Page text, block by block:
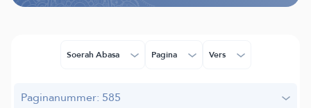
Soerah Abasa Pagina Vers
Paginanummer: 585